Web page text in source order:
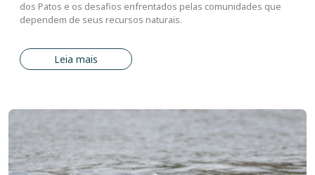
dos Patos e os desafios enfrentados pelas comunidades que
dependem de seus recursos naturais.
Leia mais
Imagem